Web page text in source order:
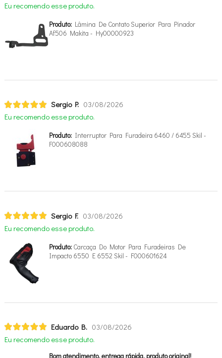
Eu recomendo esse produto.
Produto:Lâmina De Contato Superior Para Pinador
Af506 Makita - Hy00000923
Sergio P. 03/08/2026
Eu recomendo esse produto.
Produto:Interruptor Para Furadeira 6460 / 6455 Skil -
F000608088
Sergio F. 03/08/2026
Eu recomendo esse produto.
Produto:Carcaça Do Motor Para Furadeiras De
Impacto 6550 E 6552 Skil - F000601624
Eduardo B. 03/08/2026
Eu recomendo esse produto.
Bom atendimento, entrega rápida, produto original!